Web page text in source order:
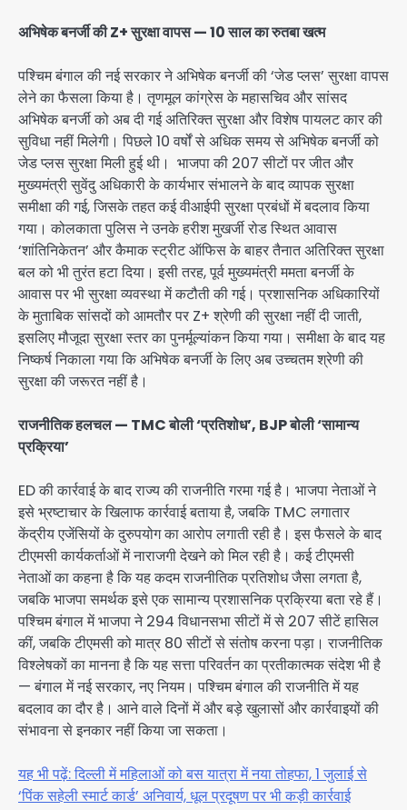
अभिषेक बनर्जी की Z+ सुरक्षा वापस — 10 साल का रुतबा खत्म
पश्चिम बंगाल की नई सरकार ने अभिषेक बनर्जी की ‘जेड प्लस’ सुरक्षा वापस
लेने का फैसला किया है। तृणमूल कांग्रेस के महासचिव और सांसद
अभिषेक बनर्जी को अब दी गई अतिरिक्त सुरक्षा और विशेष पायलट कार की
सुविधा नहीं मिलेगी। पिछले 10 वर्षों से अधिक समय से अभिषेक बनर्जी को
जेड प्लस सुरक्षा मिली हुई थी। भाजपा की 207 सीटों पर जीत और
मुख्यमंत्री सुवेंदु अधिकारी के कार्यभार संभालने के बाद व्यापक सुरक्षा
समीक्षा की गई, जिसके तहत कई वीआईपी सुरक्षा प्रबंधों में बदलाव किया
गया। कोलकाता पुलिस ने उनके हरीश मुखर्जी रोड स्थित आवास
‘शांतिनिकेतन’ और कैमाक स्ट्रीट ऑफिस के बाहर तैनात अतिरिक्त सुरक्षा
बल को भी तुरंत हटा दिया। इसी तरह, पूर्व मुख्यमंत्री ममता बनर्जी के
आवास पर भी सुरक्षा व्यवस्था में कटौती की गई। प्रशासनिक अधिकारियों
के मुताबिक सांसदों को आमतौर पर Z+ श्रेणी की सुरक्षा नहीं दी जाती,
इसलिए मौजूदा सुरक्षा स्तर का पुनर्मूल्यांकन किया गया। समीक्षा के बाद यह
निष्कर्ष निकाला गया कि अभिषेक बनर्जी के लिए अब उच्चतम श्रेणी की
सुरक्षा की जरूरत नहीं है।
राजनीतिक हलचल — TMC बोली ‘प्रतिशोध’, BJP बोली ‘सामान्य
प्रक्रिया’
ED की कार्रवाई के बाद राज्य की राजनीति गरमा गई है। भाजपा नेताओं ने
इसे भ्रष्टाचार के खिलाफ कार्रवाई बताया है, जबकि TMC लगातार
केंद्रीय एजेंसियों के दुरुपयोग का आरोप लगाती रही है। इस फैसले के बाद
टीएमसी कार्यकर्ताओं में नाराजगी देखने को मिल रही है। कई टीएमसी
नेताओं का कहना है कि यह कदम राजनीतिक प्रतिशोध जैसा लगता है,
जबकि भाजपा समर्थक इसे एक सामान्य प्रशासनिक प्रक्रिया बता रहे हैं।
पश्चिम बंगाल में भाजपा ने 294 विधानसभा सीटों में से 207 सीटें हासिल
कीं, जबकि टीएमसी को मात्र 80 सीटों से संतोष करना पड़ा। राजनीतिक
विश्लेषकों का मानना है कि यह सत्ता परिवर्तन का प्रतीकात्मक संदेश भी है
— बंगाल में नई सरकार, नए नियम। पश्चिम बंगाल की राजनीति में यह
बदलाव का दौर है। आने वाले दिनों में और बड़े खुलासों और कार्रवाइयों की
संभावना से इनकार नहीं किया जा सकता।
यह भी पढ़ें: दिल्ली में महिलाओं को बस यात्रा में नया तोहफा, 1 जुलाई से
‘पिंक सहेली स्मार्ट कार्ड’ अनिवार्य, धूल प्रदूषण पर भी कड़ी कार्रवाई